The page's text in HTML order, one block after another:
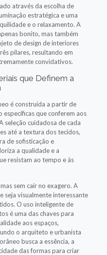
através da escolha de
estratégica e uma
e o relaxamento. A
bonito, mas também
de design de interiores
pilares, resultando em
convidativos.
que Definem a
é construída a partir de
específicas que conferem aos
seleção cuidadosa de cada
até a textura dos tecidos,
de sofisticação e
a qualidade e a
resistam ao tempo e às
sem cair no exagero. A
seja visualmente interessante
O uso inteligente de
é uma das chaves para
aos espaços,
o arquiteto e urbanista
busca a essência, a
das formas para criar